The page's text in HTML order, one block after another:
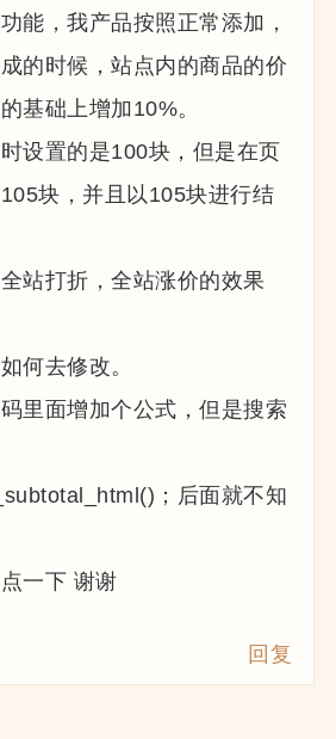
能，我产品按照正常添加，
的时候，站点内的商品的价
基础上增加10%。
设置的是100块，但是在页
块，并且以105块进行结
站打折，全站涨价的效果
何去修改。
里面增加个公式，但是搜索
；后面就不知
一下 谢谢
回复